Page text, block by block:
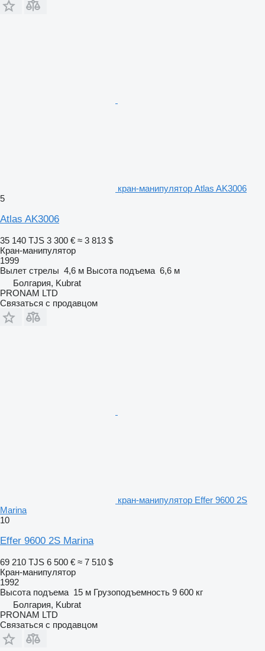
кран-манипулятор Atlas AK3006
5
Atlas AK3006
35 140 TJS 3 300 € ≈ 3 813 $
Кран-манипулятор
1999
Вылет стрелы 4,6 м Высота подъема 6,6 м
Болгария, Kubrat
PRONAM LTD
Связаться с продавцом
кран-манипулятор Effer 9600 2S
Marina
10
Effer 9600 2S Marina
69 210 TJS 6 500 € ≈ 7 510 $
Кран-манипулятор
1992
Высота подъема 15 м Грузоподъемность 9 600 кг
Болгария, Kubrat
PRONAM LTD
Связаться с продавцом